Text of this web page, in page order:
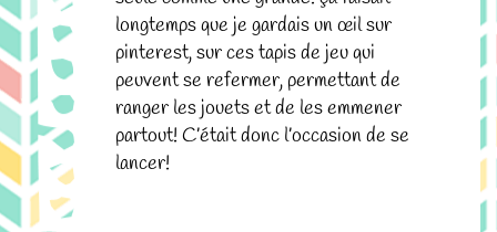
longtemps que je gardais un œil sur
pinterest, sur ces tapis de jeu qui
peuvent se refermer, permettant de
ranger les jouets et de les emmener
partout! C’était donc l’occasion de se
lancer!